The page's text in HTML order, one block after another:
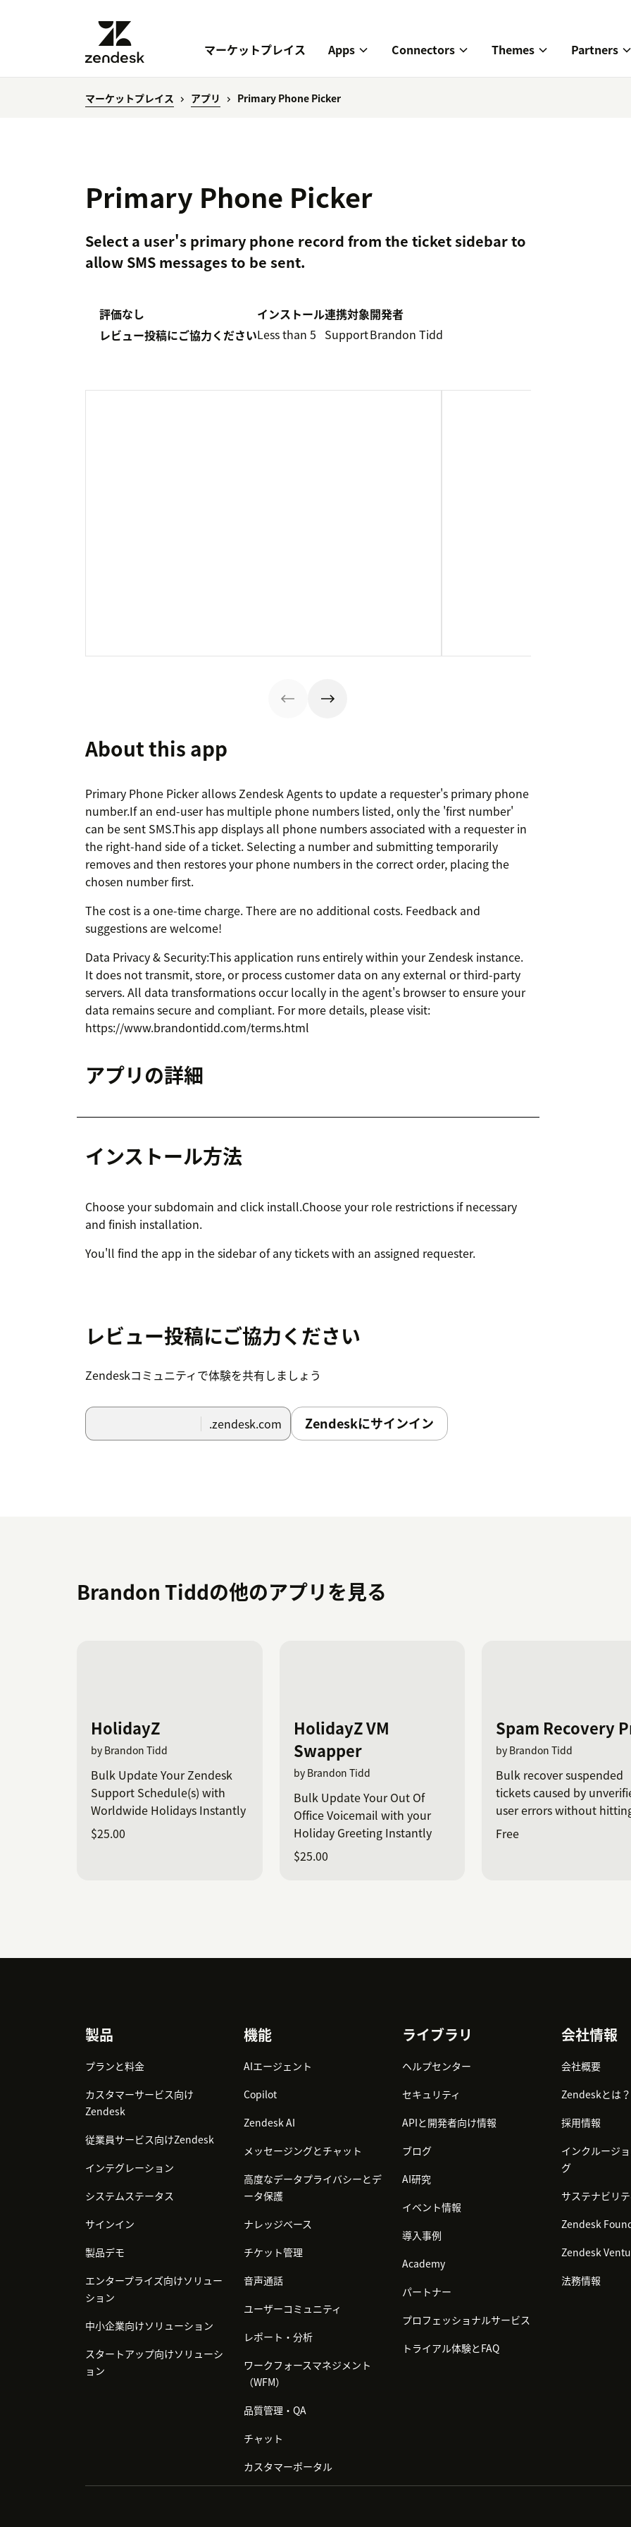
マーケットプレイス Apps Connectors Themes Partners
マーケットプレイス アプリ Primary Phone Picker
Primary Phone Picker
Select a user's primary phone record from the ticket sidebar to
allow SMS messages to be sent.
評価なし
レビュー投稿にご協力ください
インストール
Less than 5
連携対象
Support
開発者
Brandon Tidd
About this app
Primary Phone Picker allows Zendesk Agents to update a requester's primary phone
number.If an end-user has multiple phone numbers listed, only the 'first number'
can be sent SMS.This app displays all phone numbers associated with a requester in
the right-hand side of a ticket. Selecting a number and submitting temporarily
removes and then restores your phone numbers in the correct order, placing the
chosen number first.
The cost is a one-time charge. There are no additional costs. Feedback and
suggestions are welcome!
Data Privacy & Security:This application runs entirely within your Zendesk instance.
It does not transmit, store, or process customer data on any external or third-party
servers. All data transformations occur locally in the agent's browser to ensure your
data remains secure and compliant. For more details, please visit:
https://www.brandontidd.com/terms.html
アプリの詳細
インストール方法
Choose your subdomain and click install.Choose your role restrictions if necessary
and finish installation.
You'll find the app in the sidebar of any tickets with an assigned requester.
レビュー投稿にご協力ください
Zendeskコミュニティで体験を共有しましょう
.zendesk.com Zendeskにサインイン
Brandon Tiddの他のアプリを見る
HolidayZ
by Brandon Tidd
Bulk Update Your Zendesk
Support Schedule(s) with
Worldwide Holidays Instantly
$25.00
HolidayZ VM
Swapper
by Brandon Tidd
Bulk Update Your Out Of
Office Voicemail with your
Holiday Greeting Instantly
$25.00
Spam Recovery
by Brandon Tidd
Bulk recover suspended
tickets caused by
user errors without
native UI limits.
Free
製品
プランと料金
カスタマーサービス向け
Zendesk
従業員サービス向けZendesk
インテグレーション
システムステータス
サインイン
製品デモ
エンタープライズ向けソリュー
ション
中小企業向けソリューション
スタートアップ向けソリューシ
ョン
機能
AIエージェント
Copilot
Zendesk AI
メッセージングとチャット
高度なデータプライバシーとデ
ータ保護
ナレッジベース
チケット管理
音声通話
ユーザーコミュニティ
レポート・分析
ワークフォースマネジメント
（WFM）
品質管理・QA
チャット
カスタマーポータル
ライブラリ
ヘルプセンター
セキュリティ
APIと開発者向け情報
ブログ
AI研究
イベント情報
導入事例
Academy
パートナー
プロフェッショナルサービス
トライアル体験とFAQ
会社情報
会社概要
Zendeskとは？
採用情報
インクルージ
グ
サステナビリ
Zendesk
Zendesk
法務情報